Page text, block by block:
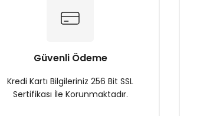
Güvenli Ödeme
Kredi Kartı Bilgileriniz 256 Bit SSL
Sertifikası İle Korunmaktadır.